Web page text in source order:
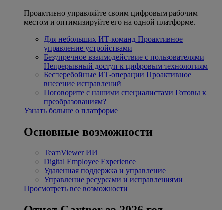
Проактивно управляйте своим цифровым рабочим
местом и оптимизируйте его на одной платформе.
Для небольших ИТ-команд Проактивное
управление устройствами
Безупречное взаимодействие с пользователями
Непрерывный доступ к цифровым технологиям
Бесперебойные ИТ-операции Проактивное
внесение исправлений
Поговорите с нашими специалистами Готовы к
преобразованиям?
Узнать больше о платформе
Основные возможности
TeamViewer ИИ
Digital Employee Experience
Удаленная поддержка и управление
Управление ресурсами и исправлениями
Просмотреть все возможности